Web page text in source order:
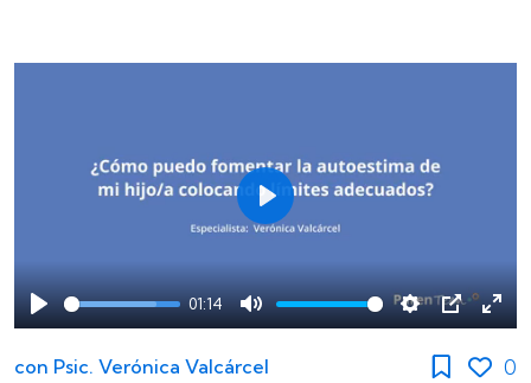
Play
01:14
Mute Settings
PIP
Play
con Psic. Verónica Valcárcel 0